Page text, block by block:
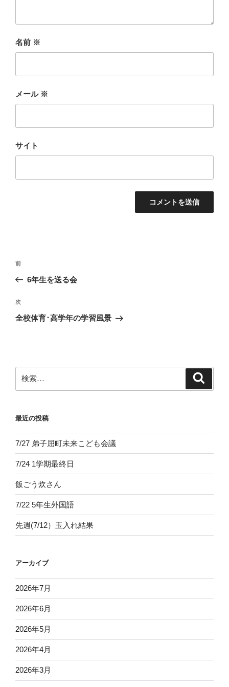
名前 ※
メール ※
サイト
投
ビ
ゲ
ン
前
の
稿
前
6年生を送る会
次
の
次
全校体育･高学年の学習風景
索:
最近の投稿
7/27 弟子屈町未来こども会議
7/24 1学期最終日
飯ごう炊さん
7/22 5年生外国語
先週(7/12）玉入れ結果
アーカイブ
2026年7月
2026年6月
2026年5月
2026年4月
2026年3月